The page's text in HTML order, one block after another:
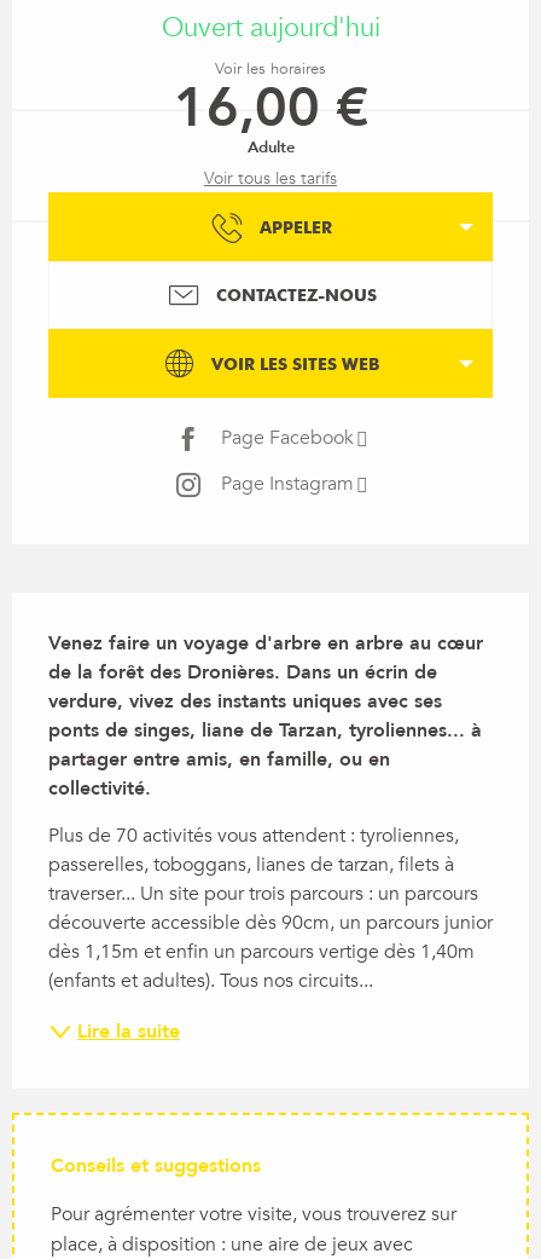
Ouvert aujourd'hui
Voir les horaires
16,00 €
Adulte
Voir tous les tarifs
APPELER
CONTACTEZ-NOUS
VOIR LES SITES WEB
Page Facebook
Page Instagram
Venez faire un voyage d'arbre en arbre au cœur
de la forêt des Dronières. Dans un écrin de
verdure, vivez des instants uniques avec ses
ponts de singes, liane de Tarzan, tyroliennes... à
partager entre amis, en famille, ou en
collectivité.
Plus de 70 activités vous attendent : tyroliennes,
passerelles, toboggans, lianes de tarzan, filets à
traverser... Un site pour trois parcours : un parcours
découverte accessible dès 90cm, un parcours junior
dès 1,15m et enfin un parcours vertige dès 1,40m
(enfants et adultes). Tous nos circuits...
Lire la suite
Conseils et suggestions
Pour agrémenter votre visite, vous trouverez sur
place, à disposition : une aire de jeux avec